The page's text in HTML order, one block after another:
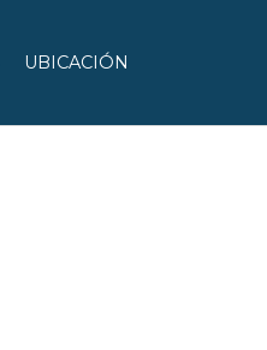
UBICACIÓN